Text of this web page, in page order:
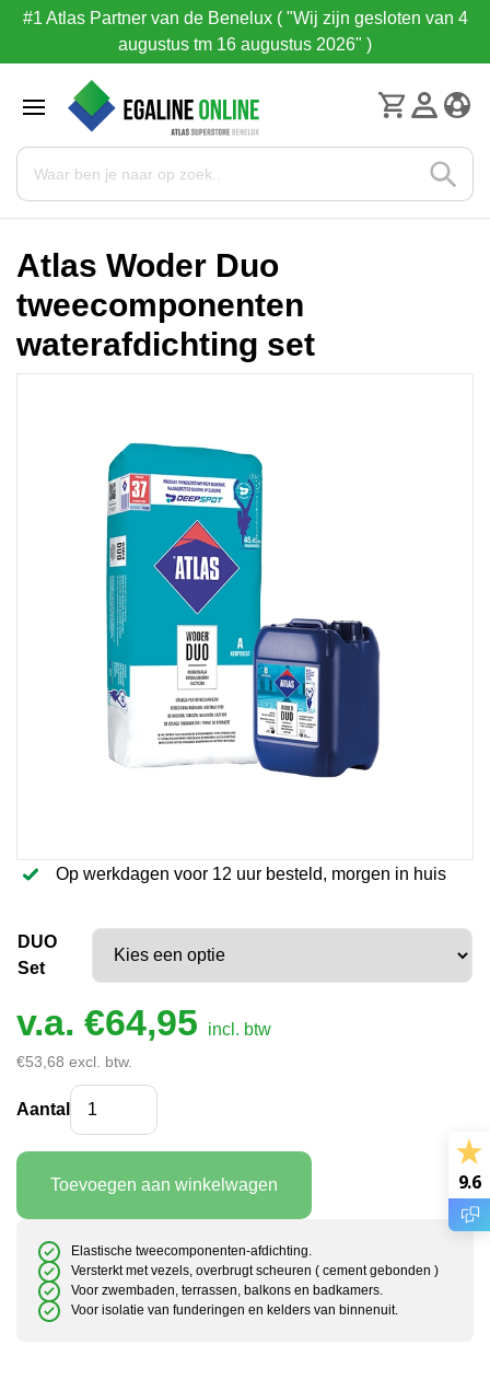
#1 Atlas Partner van de Benelux ( "Wij zijn gesloten van 4
augustus tm 16 augustus 2026" )
Atlas Woder Duo
tweecomponenten
waterafdichting set
Op werkdagen voor 12 uur besteld, morgen in huis
DUO
Set
v.a. €64,95 incl. btw
€53,68 excl. btw.
Aantal
Atlas Woder Duo tweecomponenten waterafdichting
Toevoegen aan winkelwagen
Elastische tweecomponenten-afdichting.
Versterkt met vezels, overbrugt scheuren ( cement gebonden )
Voor zwembaden, terrassen, balkons en badkamers.
Voor isolatie van funderingen en kelders van binnenuit.
9.6